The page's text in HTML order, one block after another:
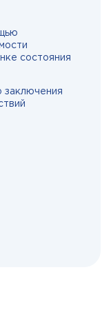
состояния
заключения